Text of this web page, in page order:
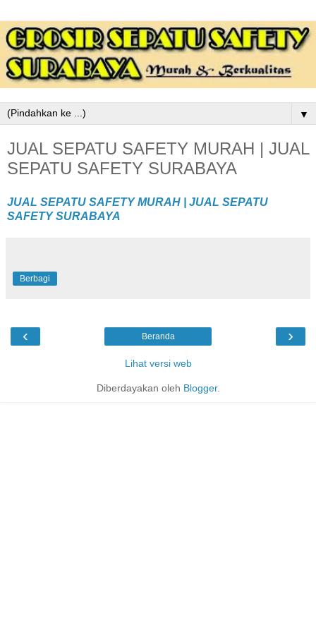
▼
JUAL SEPATU SAFETY MURAH | JUAL
SEPATU SAFETY SURABAYA
JUAL SEPATU SAFETY MURAH | JUAL SEPATU
SAFETY SURABAYA
Berbagi
‹ ›
Beranda
Lihat versi web
Diberdayakan oleh Blogger.